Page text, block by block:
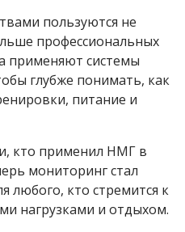
пользуются не
профессиональных
применяют системы
глубже понимать, как
питание и
кто применил НМГ в
мониторинг стал
любого, кто стремится к
нагрузками и отдыхом.